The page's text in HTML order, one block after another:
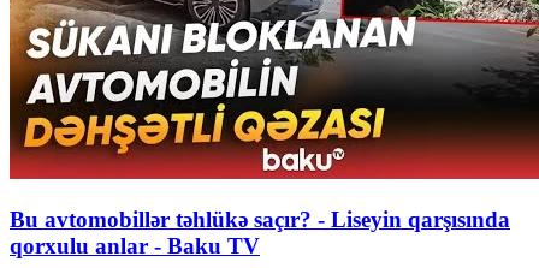
Bu avtomobillər təhlükə saçır? - Liseyin qarşısında
qorxulu anlar - Baku TV